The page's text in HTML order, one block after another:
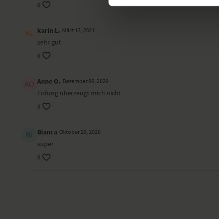
0
karin L. März 13, 2021
sehr gut
0
Anne O. Dezember 06, 2020
Erdung überzeugt mich nicht
0
Bianca Oktober 20, 2020
super
0